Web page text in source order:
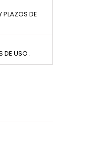
PLAZOS DE
DE USO .